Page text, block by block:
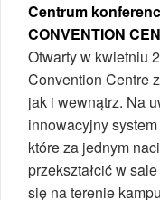
Centrum
CONVENTION
Otwarty w kwietniu
Convention Centre
jak i wewnątrz. Na
innowacyjny
które za jednym
przekształcić w
się na terenie